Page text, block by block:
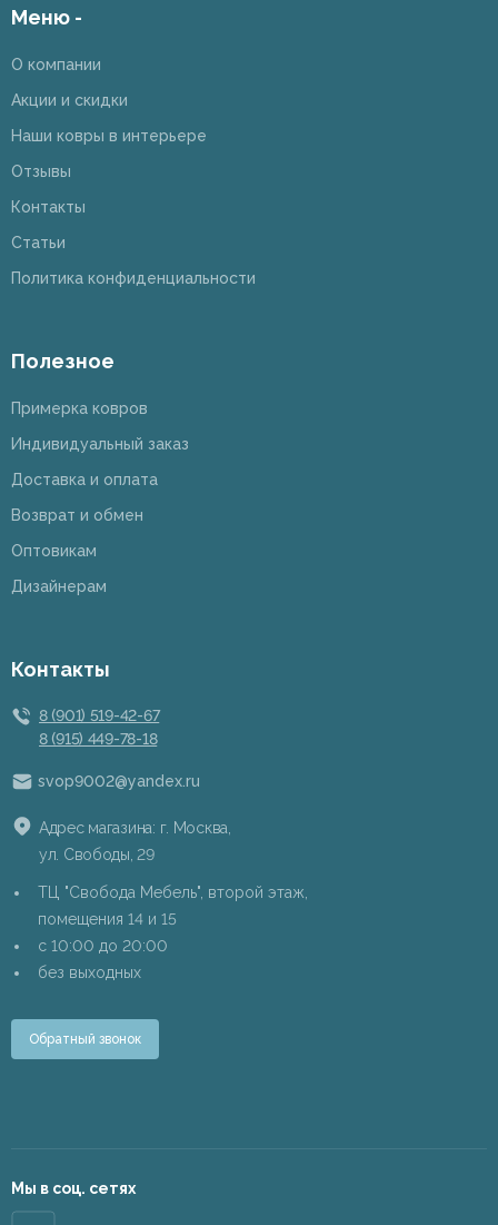
Меню -
О компании
Акции и скидки
Наши ковры в интерьере
Отзывы
Контакты
Статьи
Политика конфиденциальности
Полезное
Примерка ковров
Индивидуальный заказ
Доставка и оплата
Возврат и обмен
Оптовикам
Дизайнерам
Контакты
8 (901) 519-42-67
8 (915) 449-78-18
svop9002@yandex.ru
Адрес магазина: г. Москва,
ул. Свободы, 29
ТЦ "Свобода Мебель", второй этаж,
помещения 14 и 15
c 10:00 до 20:00
без выходных
Обратный звонок
Мы в соц. сетях